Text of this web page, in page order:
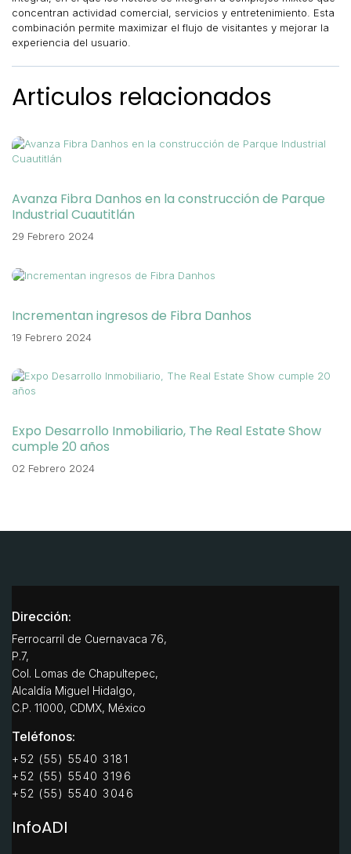
concentran actividad comercial, servicios y entretenimiento. Esta
combinación permite maximizar el flujo de visitantes y mejorar la
experiencia del usuario.
Articulos relacionados
Avanza Fibra Danhos en la construcción de Parque
Industrial Cuautitlán
29 Febrero 2024
Incrementan ingresos de Fibra Danhos
19 Febrero 2024
Expo Desarrollo Inmobiliario, The Real Estate Show
cumple 20 años
02 Febrero 2024
Dirección:
Ferrocarril de Cuernavaca 76,
P.7,
Col. Lomas de Chapultepec,
Alcaldía Miguel Hidalgo,
C.P. 11000, CDMX, México
Teléfonos:
+52 (55) 5540 3181
+52 (55) 5540 3196
+52 (55) 5540 3046
InfoADI